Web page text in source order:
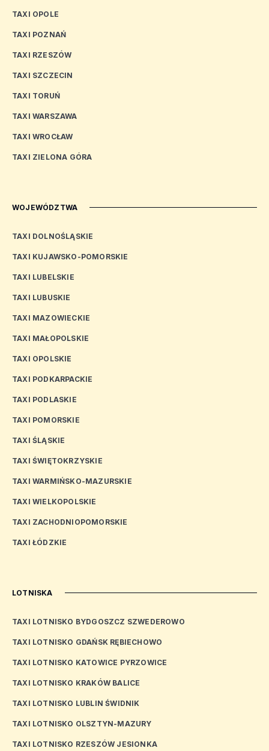
TAXI OPOLE
TAXI POZNAŃ
TAXI RZESZÓW
TAXI SZCZECIN
TAXI TORUŃ
TAXI WARSZAWA
TAXI WROCŁAW
TAXI ZIELONA GÓRA
WOJEWÓDZTWA
TAXI DOLNOŚLĄSKIE
TAXI KUJAWSKO-POMORSKIE
TAXI LUBELSKIE
TAXI LUBUSKIE
TAXI MAZOWIECKIE
TAXI MAŁOPOLSKIE
TAXI OPOLSKIE
TAXI PODKARPACKIE
TAXI PODLASKIE
TAXI POMORSKIE
TAXI ŚLĄSKIE
TAXI ŚWIĘTOKRZYSKIE
TAXI WARMIŃSKO-MAZURSKIE
TAXI WIELKOPOLSKIE
TAXI ZACHODNIOPOMORSKIE
TAXI ŁÓDZKIE
LOTNISKA
TAXI LOTNISKO BYDGOSZCZ SZWEDEROWO
TAXI LOTNISKO GDAŃSK RĘBIECHOWO
TAXI LOTNISKO KATOWICE PYRZOWICE
TAXI LOTNISKO KRAKÓW BALICE
TAXI LOTNISKO LUBLIN ŚWIDNIK
TAXI LOTNISKO OLSZTYN-MAZURY
TAXI LOTNISKO RZESZÓW JESIONKA